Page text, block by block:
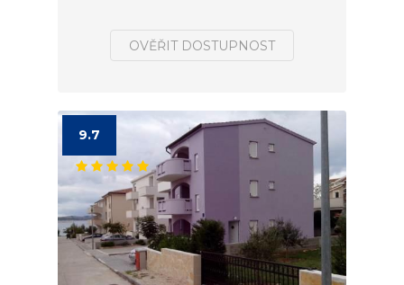
OVĚŘIT DOSTUPNOST
9.7